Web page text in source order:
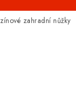
zahradní nůžky